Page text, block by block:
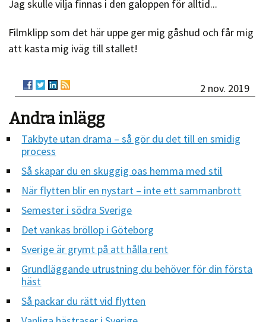
Jag skulle vilja finnas i den galoppen för alltid...
Filmklipp som det här uppe ger mig gåshud och får mig
att kasta mig iväg till stallet!
2 nov. 2019
Andra inlägg
Takbyte utan drama – så gör du det till en smidig
process
Så skapar du en skuggig oas hemma med stil
När flytten blir en nystart – inte ett sammanbrott
Semester i södra Sverige
Det vankas bröllop i Göteborg
Sverige är grymt på att hålla rent
Grundläggande utrustning du behöver för din första
häst
Så packar du rätt vid flytten